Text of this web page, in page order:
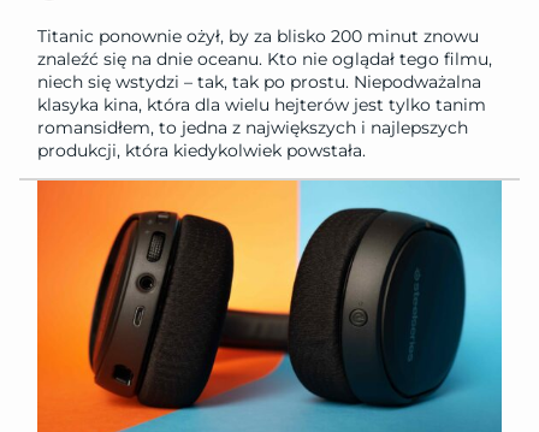
Titanic ponownie ożył, by za blisko 200 minut znowu
znaleźć się na dnie oceanu. Kto nie oglądał tego filmu,
niech się wstydzi – tak, tak po prostu. Niepodważalna
klasyka kina, która dla wielu hejterów jest tylko tanim
romansidłem, to jedna z największych i najlepszych
produkcji, która kiedykolwiek powstała.